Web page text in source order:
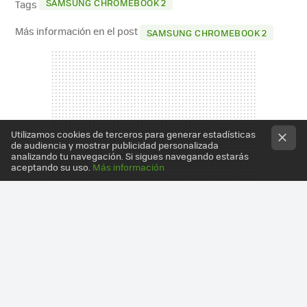
Tags
Más información en el post SAMSUNG CHROMEBOOK 2
Utilizamos cookies de terceros para generar estadísticas
de audiencia y mostrar publicidad personalizada
analizando tu navegación. Si sigues navegando estarás
aceptando su uso. Más información